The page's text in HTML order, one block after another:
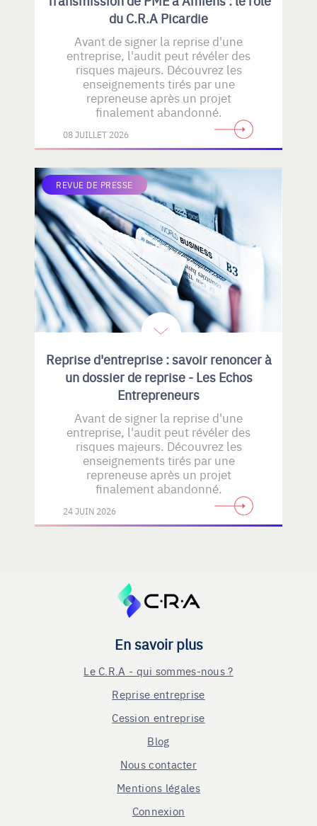
du C.R.A Picardie
Avant de signer la reprise d'une
entreprise, l'audit peut révéler des
risques majeurs. Découvrez les
enseignements tirés par une
repreneuse après un projet
finalement abandonné.
08 JUILLET 2026
REVUE DE PRESSE
Reprise d'entreprise : savoir renoncer à
un dossier de reprise - Les Echos
Entrepreneurs
Avant de signer la reprise d'une
entreprise, l'audit peut révéler des
risques majeurs. Découvrez les
enseignements tirés par une
repreneuse après un projet
finalement abandonné.
24 JUIN 2026
En savoir plus
Le C.R.A - qui sommes-nous ?
Reprise entreprise
Cession entreprise
Blog
Nous contacter
Mentions légales
Connexion